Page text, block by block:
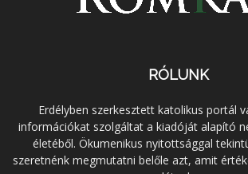
RÓLUNK
Erdélyben szerkesztett katolikus portál
információkat szolgáltat a kiadóját alapító
életéből. Ökumenikus nyitottsággal
szeretnénk megmutatni belőle azt, amit